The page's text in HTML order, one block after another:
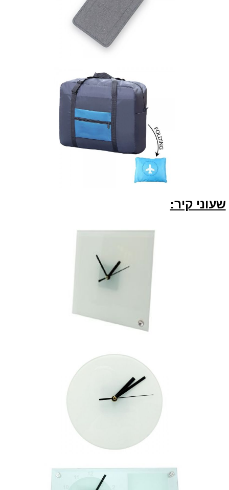
שעוני קיר: